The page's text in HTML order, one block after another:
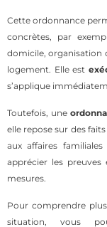
Cette ordonnance
concrètes, par
domicile, organisation
logement. Elle est
s’applique
Toutefois, une
elle repose sur des
aux affaires
apprécier les
mesures.
Pour comprendre
situation, vous